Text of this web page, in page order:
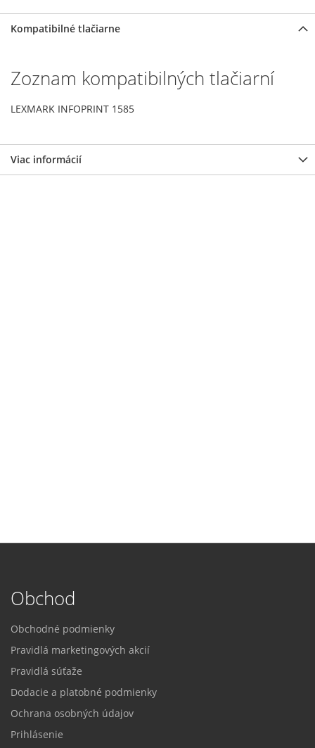
Kompatibilné tlačiarne
Zoznam kompatibilných tlačiarní
LEXMARK INFOPRINT 1585
Viac informácií
Obchod
Obchodné podmienky
Pravidlá marketingových akcií
Pravidlá súťaže
Dodacie a platobné podmienky
Ochrana osobných údajov
Prihlásenie